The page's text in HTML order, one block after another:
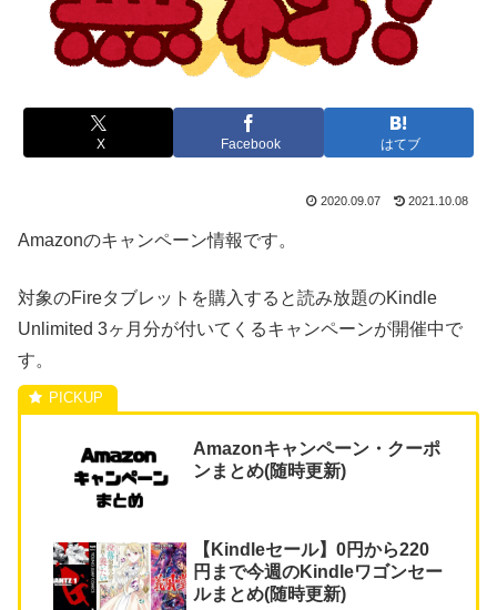
X Facebook はてブ
2020.09.07 2021.10.08
Amazonのキャンペーン情報です。
対象のFireタブレットを購入すると読み放題のKindle
Unlimited 3ヶ月分が付いてくるキャンペーンが開催中で
す。
Amazonキャンペーン・クーポ
ンまとめ(随時更新)
【Kindleセール】0円から220
円まで今週のKindleワゴンセー
ルまとめ(随時更新)